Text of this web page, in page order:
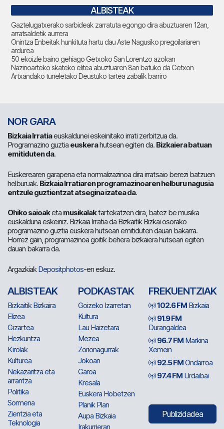
ALBISTEAK
Gaztelugatxerako sarbideak zarratuta egongo dira abuztuaren 12an,
arratsaldetik aurrera
Onintza Enbeitak hunkituta hartu dau Aste Nagusiko pregoilariaren
ardurea
50 ekoizle baino gehiago Getxoko San Lorentzo azokan
Nazinoarteko skateko elitea abuztuaren 8an batuko da Getxon
Artxandako tuneletako Deustuko tartea zabalik barriro
NOR GARA
Bizkaia Irratiaeuskaldunei eskeinitako irrati zerbitzua da.
Programazino guztia euskerahutsean egiten da. Bizkaiera batuan
emitiduten da.
Euskerearen garapena eta normalizazinoa dira irratsaio berezi batzuen
helburuak. Bizkaia Irratiaren programazinoaren helburu nagusia
entzule guztientzat atsegina izatea da.
Ohiko saioaketa musikalaktartekatzen dira, batez be musika
euskalduna eskeiniz. Bizkaia Irratia da Bizkaitik Bizkai osorako
programazino guztia euskera hutsean emitiduten dauan bakarra.
Horrez gain, programazinoa goitik behera bizkaiera hutsean egiten
dauan bakarra da.
ArgazkiakDepositphotos-en eskuz.
ALBISTEAK
Bizkaitik Bizkaira
Elizea
Gizartea
Hezkuntza
Kirolak
Kulturea
Nekazaritza eta
arrantza
Politika
Sormena
Zientzia eta
Teknologia
PODKASTAK
Goizeko Izarretan
Kultura
Lau Haizetara
Mezea
Zorionagurrak
Jokoan
Garoa
Kresala
Euskera Hobetzen
Planik Plan
Aupa Bizkaia
Irakurrieran
FREKUENTZIAK
102.6 FM Bizkaia
91.9 FM
Durangaldea
96.7 FM Markina
Xemein
92.5 FMOndarroa
97.4 FM Urdaibai
Publizidadea